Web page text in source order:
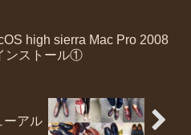
high sierra Mac Pro 2008
ンストール①
ーアル